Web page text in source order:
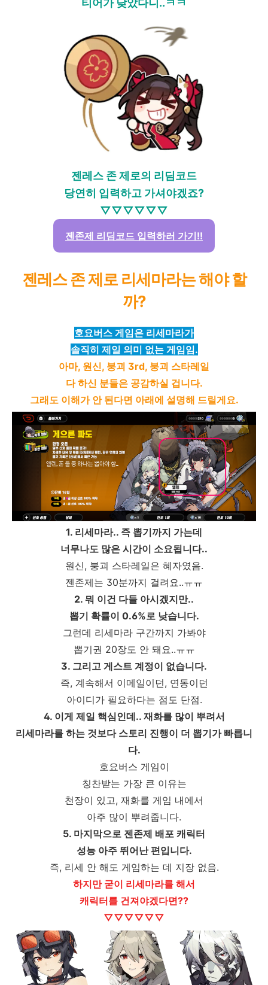
티어가 낮았다니..ㅋㅋ
젠레스 존 제로의 리딤코드
당연히 입력하고 가셔야겠죠?
▽▽▽▽▽▽
젠존제 리딤코드 입력하러 가기!!
젠레스 존 제로 리세마라는 해야 할
까?
호요버스 게임은 리세마라가
솔직히 제일 의미 없는 게임임.
아마, 원신, 붕괴 3rd, 붕괴 스타레일
다 하신 분들은 공감하실 겁니다.
그래도 이해가 안 된다면 아래에 설명해 드릴게요.
1. 리세마라.. 즉 뽑기까지 가는데
너무나도 많은 시간이 소요됩니다..
원신, 붕괴 스타레일은 혜자였음.
젠존제는 30분까지 걸려요..ㅠㅠ
2. 뭐 이건 다들 아시겠지만..
뽑기 확률이 0.6%로 낮습니다.
그런데 리세마라 구간까지 가봐야
뽑기권 20장도 안 돼요..ㅠㅠ
3. 그리고 게스트 계정이 없습니다.
즉, 계속해서 이메일이던, 연동이던
아이디가 필요하다는 점도 단점.
4. 이게 제일 핵심인데.. 재화를 많이 뿌려서
리세마라를 하는 것보다 스토리 진행이 더 뽑기가 빠릅니
다.
호요버스 게임이
칭찬받는 가장 큰 이유는
천장이 있고, 재화를 게임 내에서
아주 많이 뿌려줍니다.
5. 마지막으로 젠존제 배포 캐릭터
성능 아주 뛰어난 편입니다.
즉, 리세 안 해도 게임하는 데 지장 없음.
하지만 굳이 리세마라를 해서
캐릭터를 건져야겠다면??
▽▽▽▽▽▽